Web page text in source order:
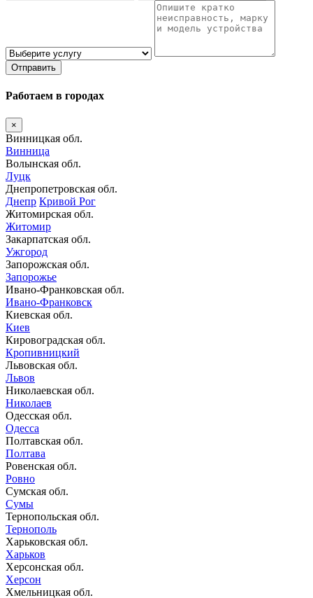
Отправить
Работаем в городах
×
Винницкая обл.
Винница
Волынская обл.
Луцк
Днепропетровская обл.
Днепр Кривой Рог
Житомирская обл.
Житомир
Закарпатская обл.
Ужгород
Запорожская обл.
Запорожье
Ивано-Франковская обл.
Ивано-Франковск
Киевская обл.
Киев
Кировоградская обл.
Кропивницкий
Львовская обл.
Львов
Николаевская обл.
Николаев
Одесская обл.
Одесса
Полтавская обл.
Полтава
Ровенская обл.
Ровно
Сумская обл.
Сумы
Тернопольская обл.
Тернополь
Харьковская обл.
Харьков
Херсонская обл.
Херсон
Хмельницкая обл.